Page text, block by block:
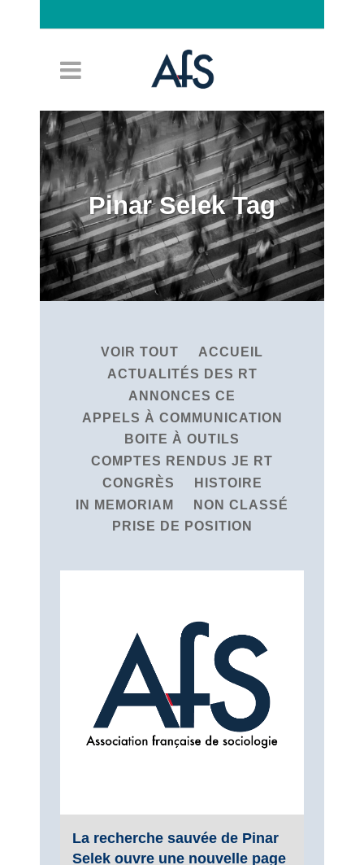
Pinar Selek Tag
VOIR TOUT
ACCUEIL
ACTUALITÉS DES RT
ANNONCES CE
APPELS À COMMUNICATION
BOITE À OUTILS
COMPTES RENDUS JE RT
CONGRÈS
HISTOIRE
IN MEMORIAM
NON CLASSÉ
PRISE DE POSITION
La recherche sauvée de Pinar
Selek ouvre une nouvelle page